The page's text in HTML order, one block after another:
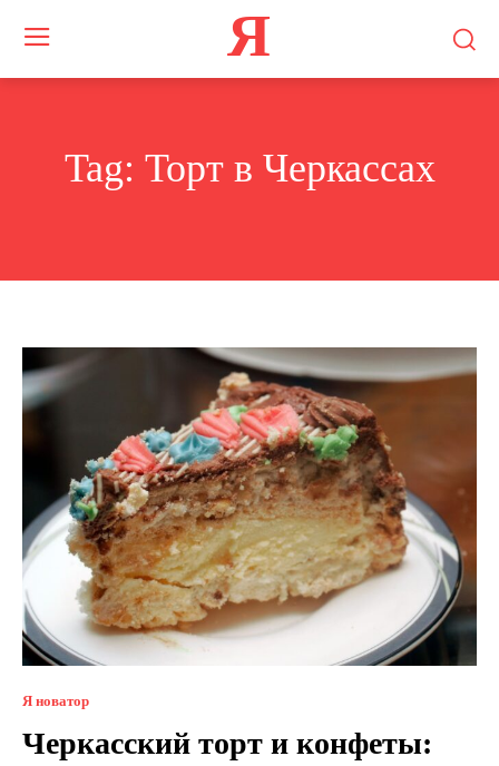
Я
Tag: Торт в Черкассах
Я новатор
Черкасский торт и конфеты: